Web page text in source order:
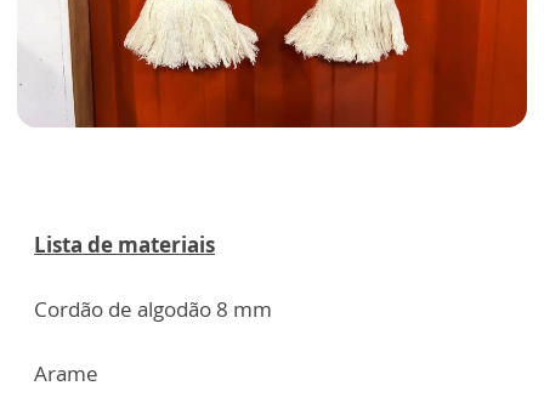
Lista de materiais
Cordão de algodão 8 mm
Arame